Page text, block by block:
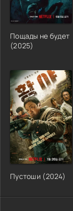
Пощады не будет
(2025)
Пустоши (2024)